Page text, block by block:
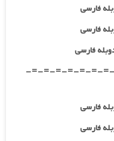
-=-=-=-=-=-=-